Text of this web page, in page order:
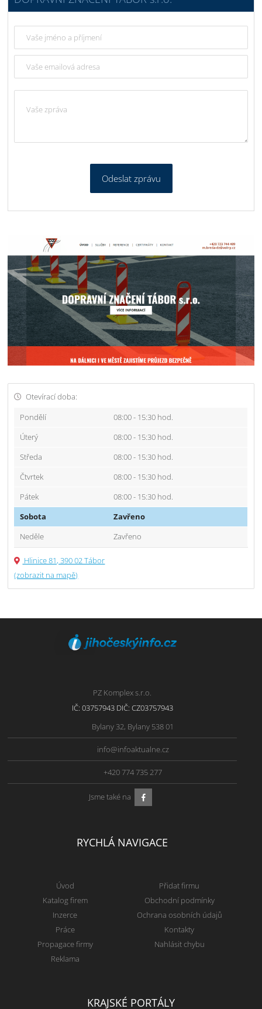
Odeslat zprávu
Otevírací doba:
Pondělí
08:00 - 15:30 hod.
Úterý
08:00 - 15:30 hod.
Středa
08:00 - 15:30 hod.
Čtvrtek
08:00 - 15:30 hod.
Pátek
08:00 - 15:30 hod.
Sobota
Zavřeno
Neděle
Zavřeno
Hlinice 81, 390 02 Tábor
(zobrazit na mapě)
PZ Komplex s.r.o.
IČ: 03757943 DIČ: CZ03757943
Bylany 32, Bylany 538 01
info@infoaktualne.cz
+420 774 735 277
Jsme také na
RYCHLÁ NAVIGACE
Úvod
Katalog firem
Inzerce
Práce
Propagace firmy
Reklama
Přidat firmu
Obchodní podmínky
Ochrana osobních údajů
Kontakty
Nahlásit chybu
KRAJSKÉ PORTÁLY